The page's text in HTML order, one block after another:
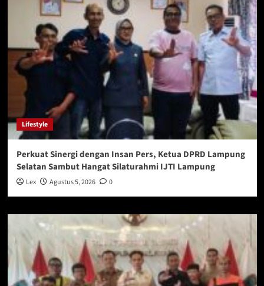
Lifestyle
Perkuat Sinergi dengan Insan Pers, Ketua DPRD Lampung
Selatan Sambut Hangat Silaturahmi IJTI Lampung
Lex Agustus 5, 2026 0